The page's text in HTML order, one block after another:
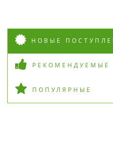
НОВЫЕ
РЕКОМЕНДУЕМЫЕ
ПОПУЛЯРНЫЕ